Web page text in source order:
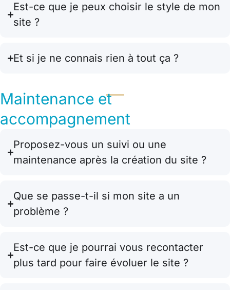
Est-ce que je peux choisir le style de mon
site ?
Et si je ne connais rien à tout ça ?
Maintenance et
accompagnement
Proposez-vous un suivi ou une
maintenance après la création du site ?
Que se passe-t-il si mon site a un
problème ?
Est-ce que je pourrai vous recontacter
plus tard pour faire évoluer le site ?